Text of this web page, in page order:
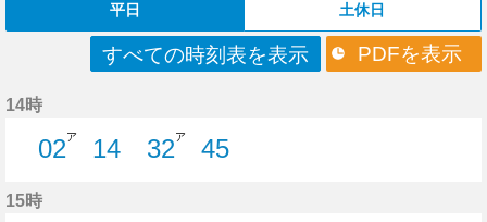
平日 土休日
すべての時刻表を表示 PDFを表示
14時
02ア
14
32ア
45
15時